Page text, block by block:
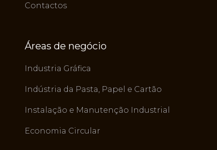
Contactos
Áreas de negócio
Industria Gráfica
Indústria da Pasta, Papel e Cartão
Instalação e Manutenção Industrial
Economia Circular